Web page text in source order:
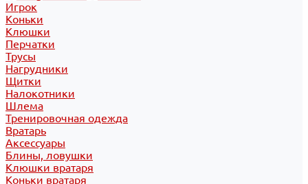
Игрок
Коньки
Клюшки
Перчатки
Трусы
Нагрудники
Щитки
Налокотники
Шлема
Тренировочная одежда
Вратарь
Аксессуары
Блины, ловушки
Клюшки вратаря
Коньки вратаря